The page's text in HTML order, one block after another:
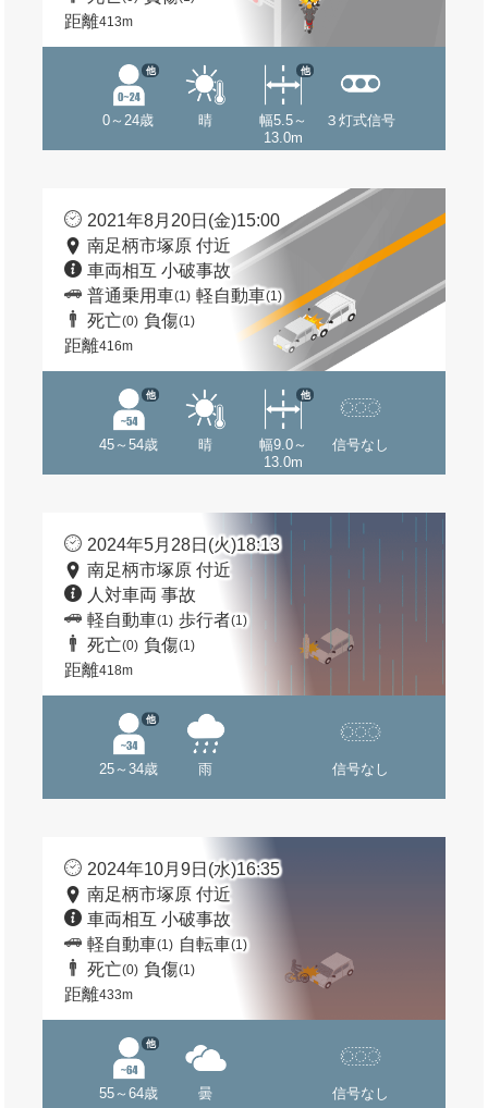
距離413m
0～24歳
他
晴
幅5.5～
13.0m
他
３灯式信号
2021年8月20日(金)15:00
南足柄市塚原 付近
車両相互 小破事故
普通乗用車(1) 軽自動車(1)
死亡(0) 負傷(1)
距離416m
45～54歳
他
晴
幅9.0～
13.0m
他
信号なし
2024年5月28日(火)18:13
南足柄市塚原 付近
人対車両 事故
軽自動車(1) 歩行者(1)
死亡(0) 負傷(1)
距離418m
25～34歳
他
雨 信号なし
2024年10月9日(水)16:35
南足柄市塚原 付近
車両相互 小破事故
軽自動車(1) 自転車(1)
死亡(0) 負傷(1)
距離433m
55～64歳
他
曇 信号なし